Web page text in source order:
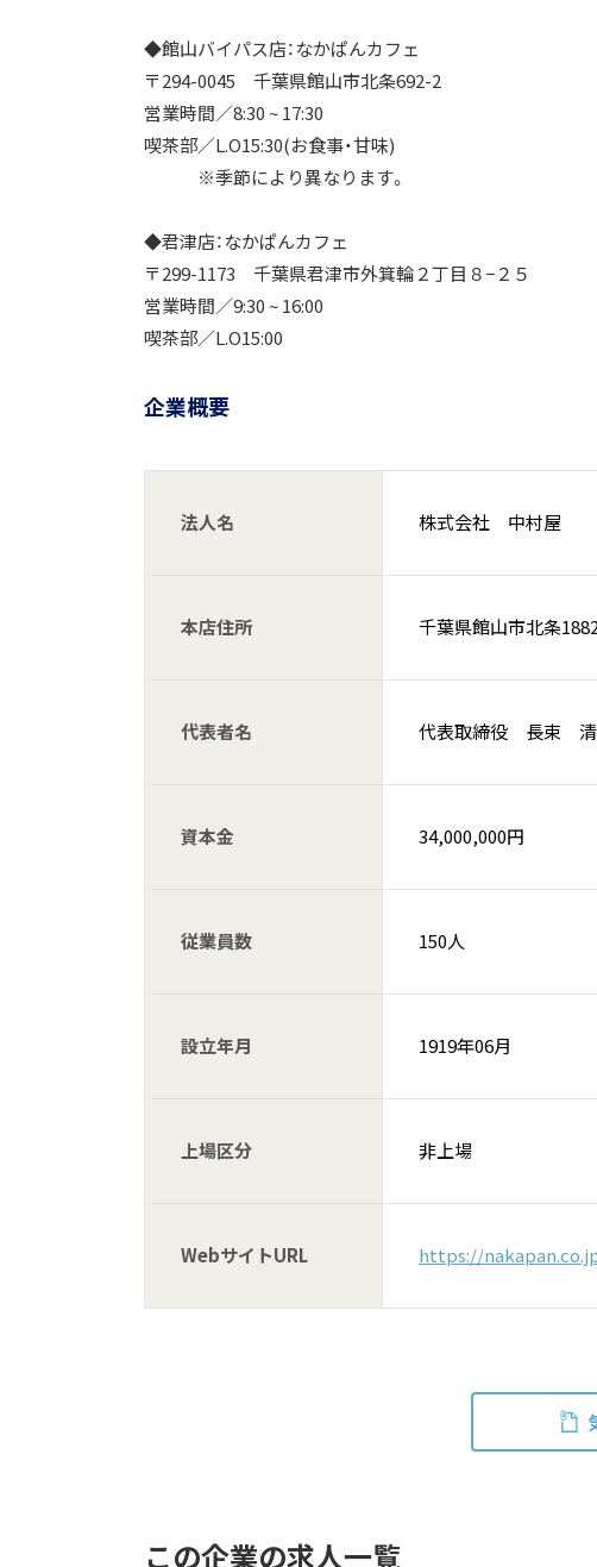
◆館山バイパス店：なかぱんカフェ
〒294-0045 千葉県館山市北条692-2
営業時間／8:30 ~ 17:30
喫茶部／L.O15:30(お食事・甘味)
※季節により異なります。
◆君津店：なかぱんカフェ
〒299-1173 千葉県君津市外箕輪２丁目８−２５
営業時間／9:30 ~ 16:00
喫茶部／L.O15:00
企業概要
法人名 株式会社 中村屋
本店住所 千葉県館山市北条
代表者名 代表取締役 長束
資本金 34,000,000円
従業員数 150人
設立年月 1919年06月
上場区分 非上場
WebサイトURL https://
この企業の求人一覧